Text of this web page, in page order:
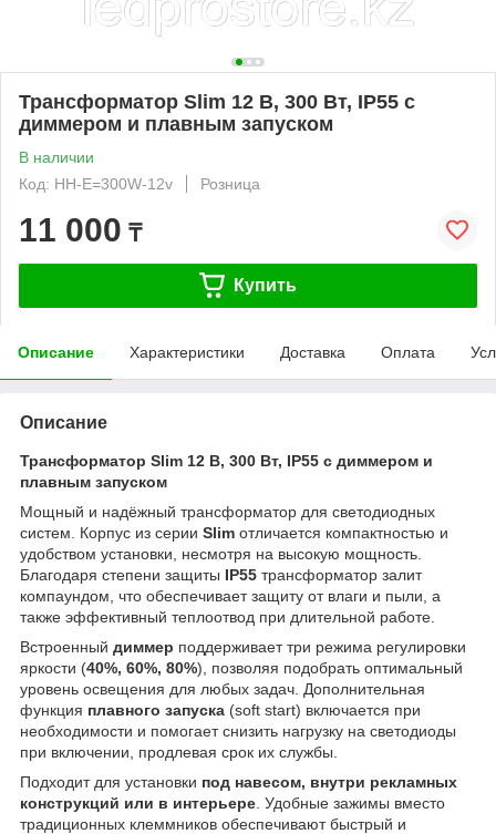
Трансформатор Slim 12 В, 300 Вт, IP55 с
диммером и плавным запуском
В наличии
Код: HH-E=300W-12v
Розница
11 000 ₸
Купить
Описание Характеристики Доставка Оплата
Описание
Трансформатор Slim 12 В, 300 Вт, IP55 с диммером и
плавным запуском
Мощный и надёжный трансформатор для светодиодных
систем. Корпус из серии Slim отличается компактностью и
удобством установки, несмотря на высокую мощность.
Благодаря степени защиты IP55 трансформатор залит
компаундом, что обеспечивает защиту от влаги и пыли, а
также эффективный теплоотвод при длительной работе.
Встроенный диммер поддерживает три режима регулировки
яркости (40%, 60%, 80%), позволяя подобрать оптимальный
уровень освещения для любых задач. Дополнительная
функция плавного запуска (soft start) включается при
необходимости и помогает снизить нагрузку на светодиоды
при включении, продлевая срок их службы.
Подходит для установки под навесом, внутри рекламных
конструкций или в интерьере . Удобные зажимы вместо
традиционных клеммников обеспечивают быстрый и